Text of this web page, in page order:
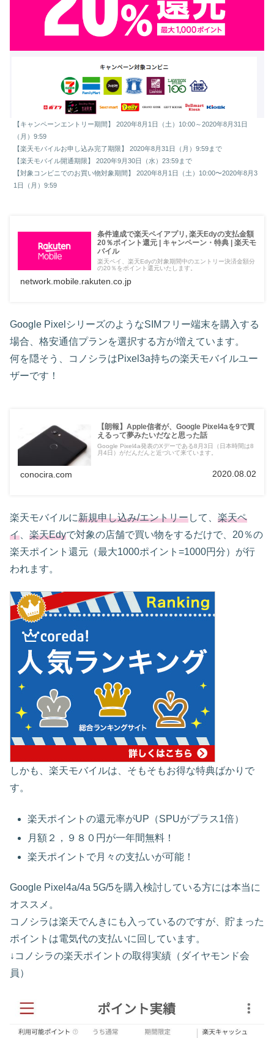
【キャンペーンエントリー期間】 2020年8月1日（土）10:00～2020年8月31日
（月）9:59
【楽天モバイルお申し込み完了期限】 2020年8月31日（月）9:59まで
【楽天モバイル開通期限】 2020年9月30日（水）23:59まで
【対象コンビニでのお買い物対象期間】 2020年8月1日（土）10:00〜2020年8月3
1日（月）9:59
条件達成で楽天ペイアプリ, 楽天Edyの支払金額
20％ポイント還元 | キャンペーン・特典 | 楽天モ
バイル
楽天ペイ、楽天Edyの対象期間中のエントリー決済金額分
の20％をポイント還元いたします。
network.mobile.rakuten.co.jp
Google PixelシリーズのようなSIMフリー端末を購入する
場合、格安通信プランを選択する方が増えています。
何を隠そう、コノシラはPixel3a持ちの楽天モバイルユー
ザーです！
【朗報】Apple信者が、Google Pixel4aを9で買
えるって夢みたいだなと思った話
Google Pixel4a発表のXデーである8月3日（日本時間は8
月4日）がだんだんと近づいて来ています。
conocira.com 2020.08.02
楽天モバイルに新規申し込み/エントリーして、 楽天ペ
イ
楽天Edyで対象の店舗で買い物をするだけで、20％の
楽天ポイント還元（最大1000ポイント=1000円分）が行
われます。
しかも、楽天モバイルは、そもそもお得な特典ばかりで
す。
楽天ポイントの還元率がUP（SPUがプラス1倍）
月額２，９８０円が一年間無料！
楽天ポイントで月々の支払いが可能！
Google Pixel4a/4a 5G/5を購入検討している方には本当に
オススメ。
コノシラは楽天でんきにも入っているのですが、貯まった
ポイントは電気代の支払いに回しています。
↓コノシラの楽天ポイントの取得実績（ダイヤモンド会
員）